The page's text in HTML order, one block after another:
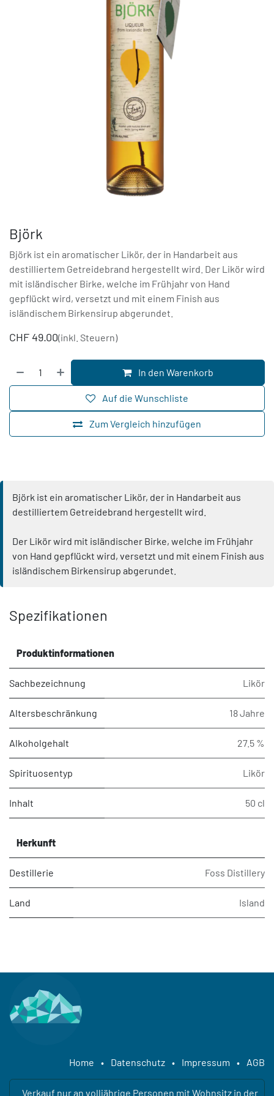
Björk
Björk ist ein aromatischer Likör, der in Handarbeit aus
destilliertem Getreidebrand hergestellt wird. Der Likör wird
mit isländischer Birke, welche im Frühjahr von Hand
gepflückt wird, versetzt und mit einem Finish aus
isländischem Birkensirup abgerundet.
CHF 49.00(inkl. Steuern)
In den Warenkorb
Zum Vergleich hinzufügen
Auf die Wunschliste
Björk ist ein aromatischer Likör, der in Handarbeit aus
destilliertem Getreidebrand hergestellt wird.
Der Likör wird mit isländischer Birke, welche im Frühjahr
von Hand gepflückt wird, versetzt und mit einem Finish aus
isländischem Birkensirup abgerundet.
Spezifikationen
Produktinformationen
Sachbezeichnung Likör
Altersbeschränkung 18 Jahre
Alkoholgehalt 27.5 %
Spirituosentyp Likör
Inhalt 50 cl
Herkunft
Destillerie Foss Distillery
Land Island
Home • Datenschutz • Impressum • AGB
Verkauf nur an volljährige Personen mit Wohnsitz in der